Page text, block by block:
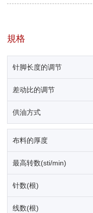
規格
针脚长度的调节
差动比的调节
供油方式
布料的厚度
最高转数(sti/min)
针数(根)
线数(根)